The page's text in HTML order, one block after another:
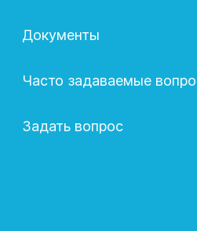
Документы
Часто задаваемые
Задать вопрос